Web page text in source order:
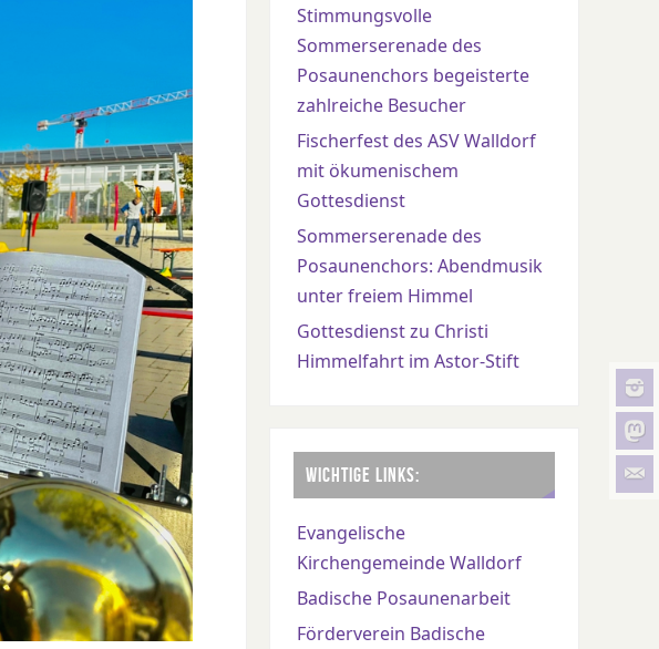
Stimmungsvolle
Sommerserenade des
Posaunenchors begeisterte
zahlreiche Besucher
Fischerfest des ASV Walldorf
mit ökumenischem
Gottesdienst
Sommerserenade des
Posaunenchors: Abendmusik
unter freiem Himmel
Gottesdienst zu Christi
Himmelfahrt im Astor-Stift
WICHTIGE LINKS:
Evangelische
Kirchengemeinde Walldorf
Badische Posaunenarbeit
Förderverein Badische